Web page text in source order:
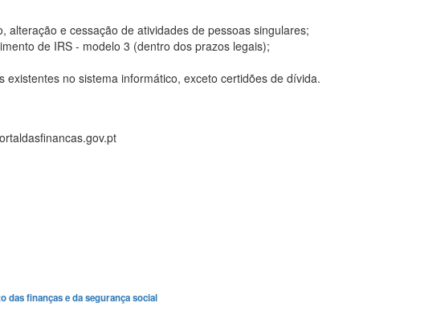
alteração e cessação de atividades de pessoas singulares;
de IRS - modelo 3 (dentro dos prazos legais);
existentes no sistema informático, exceto certidões de dívida.
das finanças e da segurança social